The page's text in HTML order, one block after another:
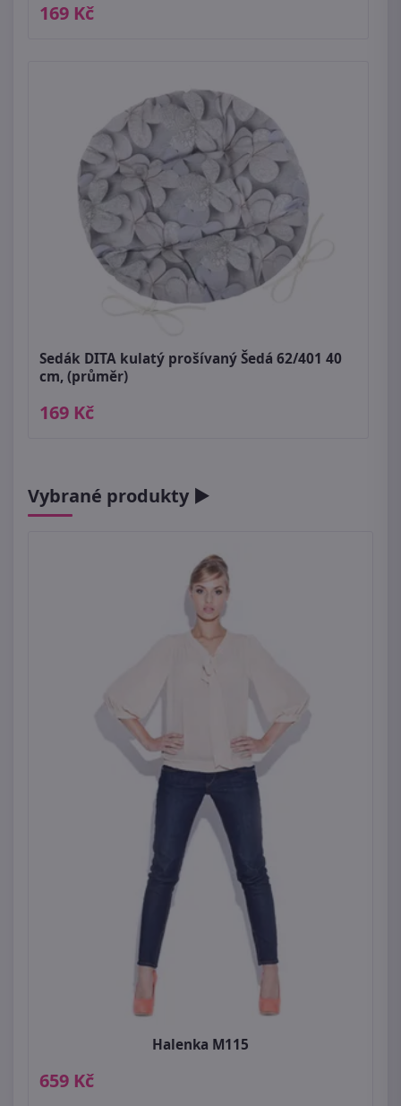
169 Kč
Sedák DITA kulatý prošívaný Šedá 62/401 40
cm, (průměr)
169 Kč
Vybrané produkty ►
Halenka M115
659 Kč